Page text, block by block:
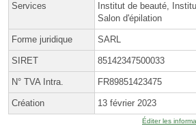
Services
Institut de beauté,
Salon d'épilation
Forme juridique SARL
SIRET 85142347500033
N° TVA Intra. FR89851423475
Création 13 février 2023
Éditer les